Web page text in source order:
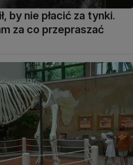
by nie płacić za tynki.
za co przepraszać